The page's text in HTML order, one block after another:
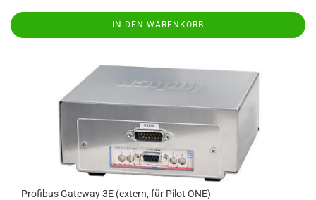
IN DEN WARENKORB
Profibus Gateway 3E (extern, für Pilot ONE)